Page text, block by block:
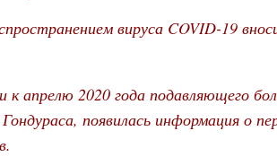
вируса COVID-19
к апрелю 2020 года подавляющего
появилась информация о